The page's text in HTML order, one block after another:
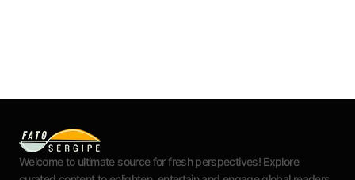
Welcome to ultimate source for fresh perspectives! Explore